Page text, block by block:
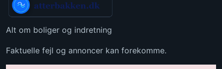
Alt om boliger og indretning
Faktuelle fejl og annoncer kan forekomme.